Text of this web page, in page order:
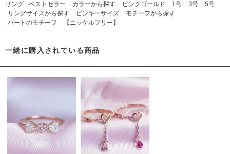
リング ベストセラー カラーから探す ピンクゴールド 1号 3号
5号
リングサイズから探す
ピンキーサイズ
モチーフから探す
ハートのモチーフ
【ニッケルフリー】
一緒に購入されている商品